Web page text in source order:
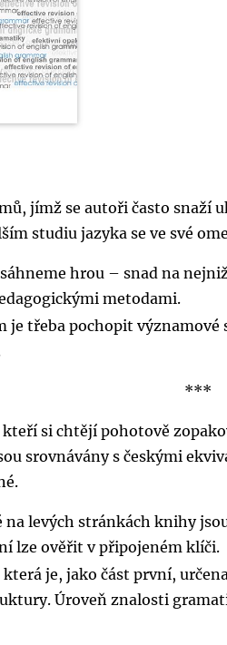
jímž se autoři často snaží
studiu jazyka se ve své
hrou – snad na
metodami.
je třeba pochopit
***
si chtějí pohotově
srovnávány s českými
na levých stránkách knihy
lze ověřit v připojeném klíči.
která je, jako část první,
Úroveň znalosti